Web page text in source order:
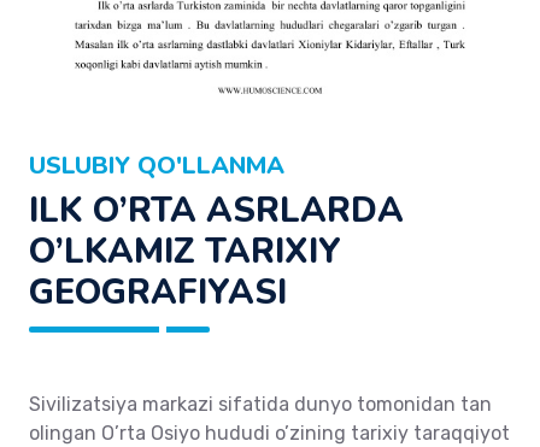
USLUBIY QO'LLANMA
ILK O’RTA ASRLARDA
O’LKAMIZ TARIXIY
GEOGRAFIYASI
Sivilizatsiya markazi sifatida dunyo tomonidan tan
olingan O’rta Osiyo hududi o’zining tarixiy taraqqiyot